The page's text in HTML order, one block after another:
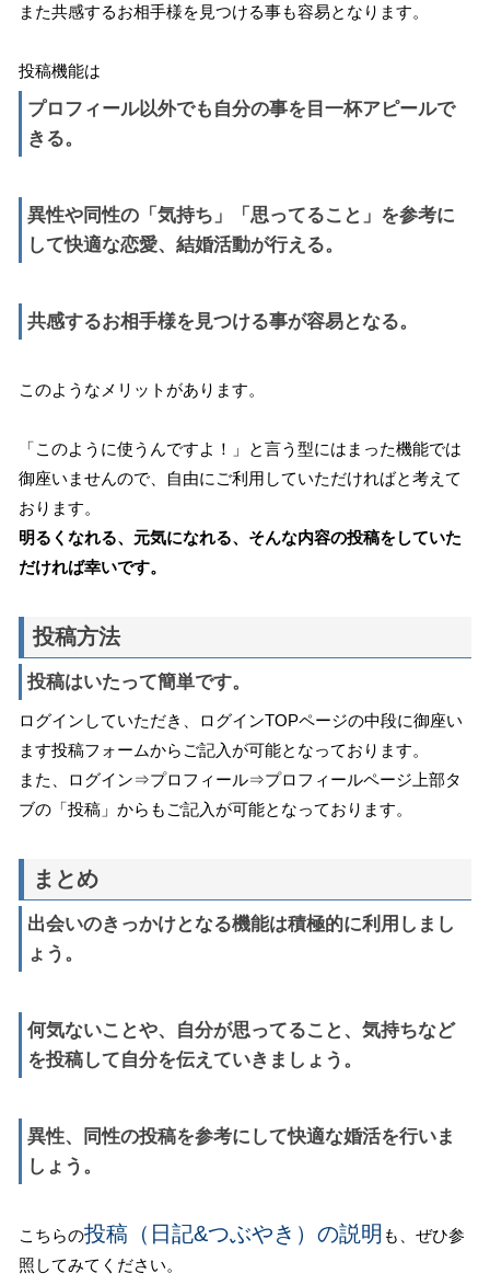
また共感するお相手様を見つける事も容易となります。
投稿機能は
プロフィール以外でも自分の事を目一杯アピールで
きる。
異性や同性の「気持ち」「思ってること」を参考に
して快適な恋愛、結婚活動が行える。
共感するお相手様を見つける事が容易となる。
このようなメリットがあります。
「このように使うんですよ！」と言う型にはまった機能では
御座いませんので、自由にご利用していただければと考えて
おります。
明るくなれる、元気になれる、そんな内容の投稿をしていた
だければ幸いです。
投稿方法
投稿はいたって簡単です。
ログインしていただき、ログインTOPページの中段に御座い
ます投稿フォームからご記入が可能となっております。
また、ログイン⇒プロフィール⇒プロフィールページ上部タ
ブの「投稿」からもご記入が可能となっております。
まとめ
出会いのきっかけとなる機能は積極的に利用しまし
ょう。
何気ないことや、自分が思ってること、気持ちなど
を投稿して自分を伝えていきましょう。
異性、同性の投稿を参考にして快適な婚活を行いま
しょう。
こちらの投稿（日記&つぶやき）の説明 も、ぜひ参
照してみてください。